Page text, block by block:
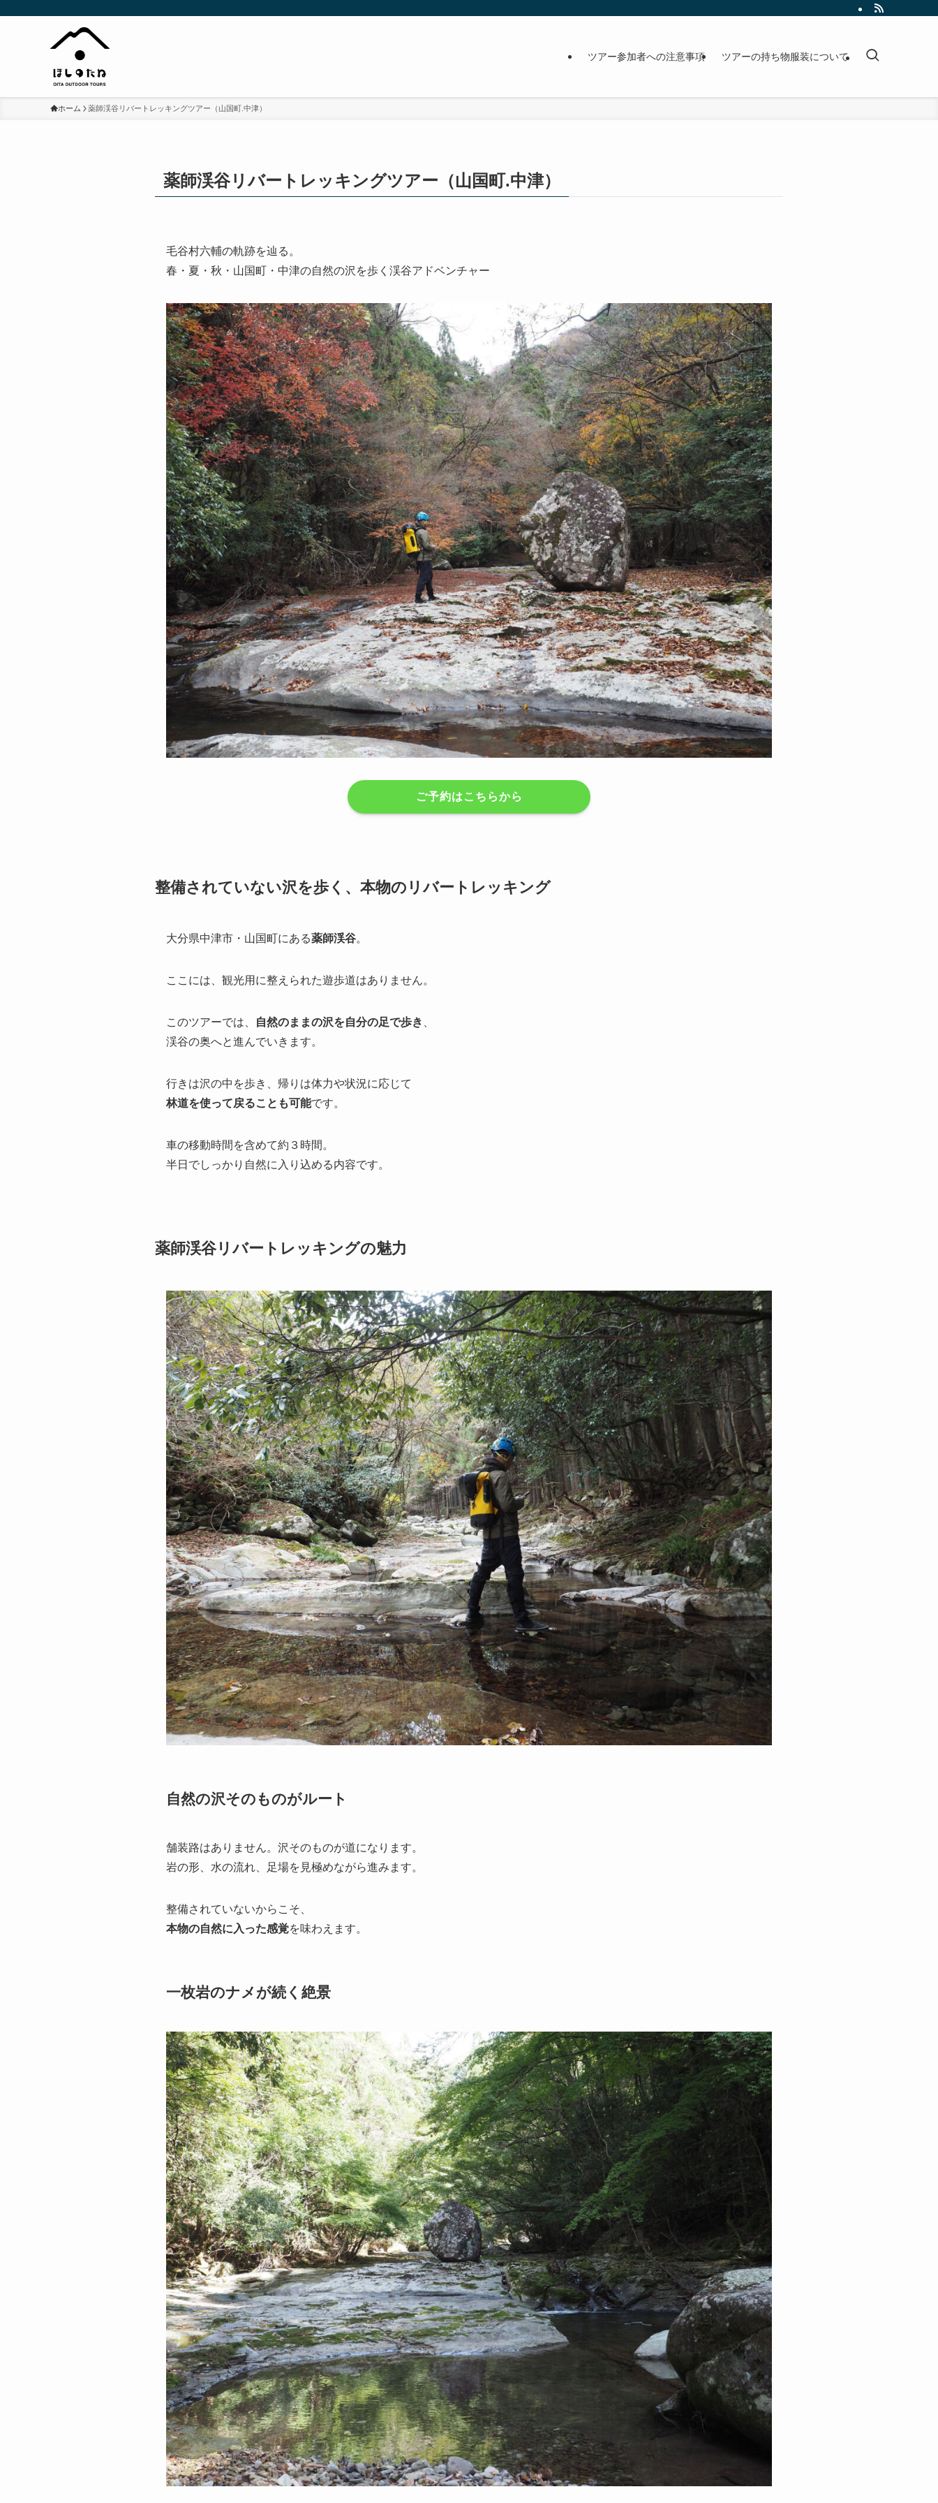
ツアー参加者への注意事項 ツアーの持ち物服装について
ホーム 薬師渓谷リバートレッキングツアー（山国町.中津）
薬師渓谷リバートレッキングツアー（山国町.中津）
毛谷村六輔の軌跡を辿る。
春・夏・秋・山国町・中津の自然の沢を歩く渓谷アドベンチャー
ご予約はこちらから
整備されていない沢を歩く、本物のリバートレッキング
大分県中津市・山国町にある薬師渓谷。
ここには、観光用に整えられた遊歩道はありません。
このツアーでは、 自然のままの沢を自分の足で歩き
渓谷の奥へと進んでいきます。
行きは沢の中を歩き、帰りは体力や状況に応じて
林道を使って戻ることも可能です。
車の移動時間を含めて約３時間。
半日でしっかり自然に入り込める内容です。
薬師渓谷リバートレッキングの魅力
自然の沢そのものがルート
舗装路はありません。沢そのものが道になります。
岩の形、水の流れ、足場を見極めながら進みます。
整備されていないからこそ、
本物の自然に入った感覚を味わえます。
一枚岩のナメが続く絶景